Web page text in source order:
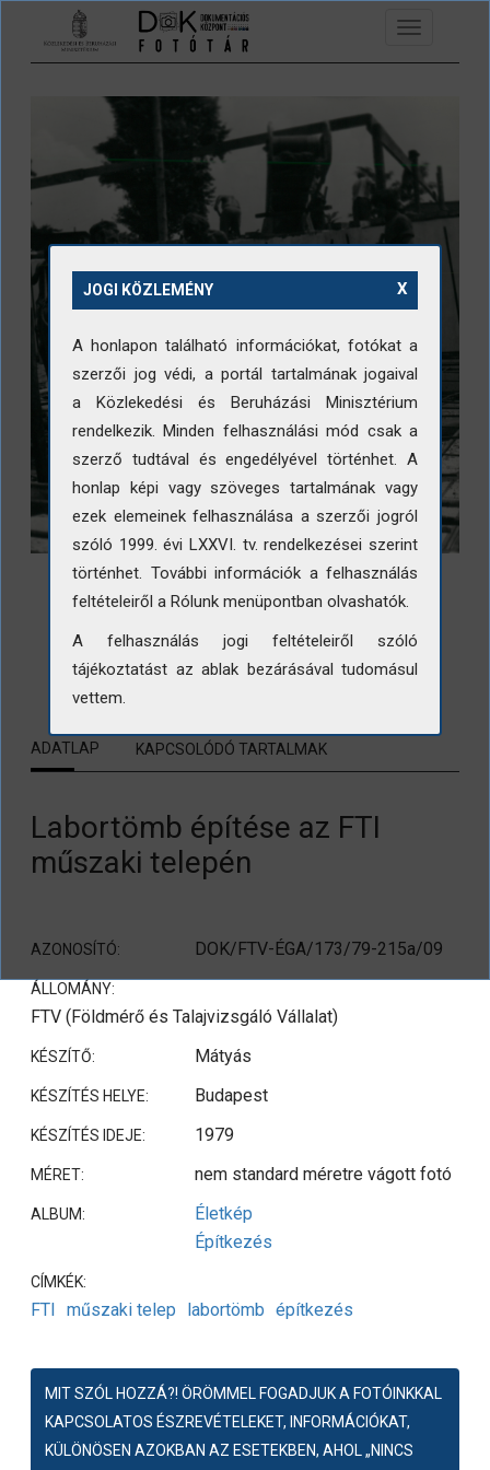
Ugrás a tartalomra
Toggle
navigation
LETÖLTÉS
ADATLAP KAPCSOLÓDÓ TARTALMAK
Labortömb építése az FTI
műszaki telepén
AZONOSÍTÓ: DOK/FTV-ÉGA/173/79-215a/09
ÁLLOMÁNY:
FTV (Földmérő és Talajvizsgáló Vállalat)
KÉSZÍTŐ: Mátyás
KÉSZÍTÉS HELYE: Budapest
KÉSZÍTÉS IDEJE: 1979
MÉRET: nem standard méretre vágott fotó
ALBUM:
Életkép
Építkezés
CÍMKÉK:
FTI műszaki telep labortömb építkezés
MIT SZÓL HOZZÁ?! ÖRÖMMEL FOGADJUK A FOTÓINKKAL
KAPCSOLATOS ÉSZREVÉTELEKET, INFORMÁCIÓKAT,
KÜLÖNÖSEN AZOKBAN AZ ESETEKBEN, AHOL „NINCS
X
JOGI KÖZLEMÉNY
A honlapon található információkat, fotókat a
szerzői jog védi, a portál tartalmának jogaival
a Közlekedési és Beruházási Minisztérium
rendelkezik. Minden felhasználási mód csak a
szerző tudtával és engedélyével történhet. A
honlap képi vagy szöveges tartalmának vagy
ezek elemeinek felhasználása a szerzői jogról
szóló 1999. évi LXXVI. tv. rendelkezései szerint
történhet. További információk a felhasználás
feltételeiről a Rólunk menüpontban olvashatók.
A felhasználás jogi feltételeiről szóló
tájékoztatást az ablak bezárásával tudomásul
vettem.